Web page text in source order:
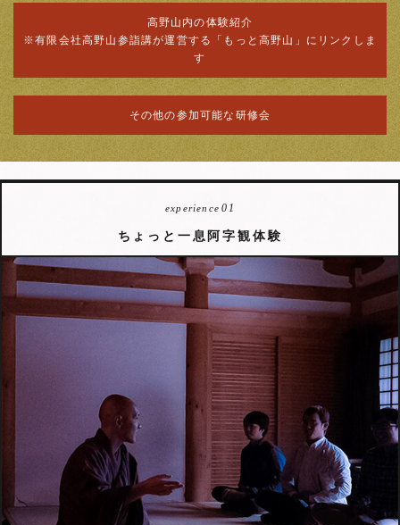
高野山内の体験紹介
※有限会社高野山参詣講が運営する「もっと高野山」にリンクしま
す
その他の参加可能な研修会
experience 01
ちょっと一息阿字観体験